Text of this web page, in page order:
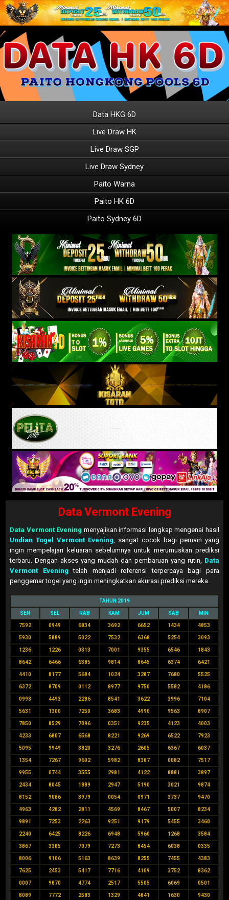
Data HKG 6D
Live Draw HK
Live Draw SGP
Live Draw Sydney
Paito Warna
Paito HK 6D
Paito Sydney 6D
Data Vermont Evening
Data Vermont Evening menyajikan informasi lengkap mengenai hasil
Undian Togel Vermont Evening , sangat cocok bagi pemain yang
ingin mempelajari keluaran sebelumnya untuk merumuskan prediksi
terbaru. Dengan akses yang mudah dan pembaruan yang rutin, Data
Vermont Evening telah menjadi referensi terpercaya bagi para
penggemar togel yang ingin meningkatkan akurasi prediksi mereka.
TAHUN 2019
SEN SEL RAB KAM JUM SAB MIN
7592 0949 6834 3692 6652 1434 4853
5930 5889 5022 7532 6368 5254 3093
1236 1226 0313 7001 9355 6546 1843
8642 6466 6385 9814 8645 6374 6421
4410 8177 5684 1024 3287 7680 5525
6372 8709 0112 8977 9750 5582 4186
0993 4493 2286 8541 3622 3996 7104
5631 1300 7250 3683 4990 9563 8907
7850 8529 7096 0351 9235 4123 4003
4233 6807 6568 8221 9269 6522 7923
5095 9949 3820 3276 2605 6367 6037
1354 7267 9602 5982 8387 0082 7517
9955 0744 3555 2981 4122 8881 3897
2434 8045 1889 2947 5190 3021 9874
8152 9086 3979 0054 0971 3737 9470
4963 4282 2811 4569 8467 5007 8234
9891 7253 2263 9251 9179 5455 3460
2240 6425 8226 6948 5960 1268 3584
3867 3385 7079 7273 8454 6038 0335
8006 9106 5163 8639 8255 7455 4383
7625 2453 5417 7716 4109 3752 8362
0007 9870 4774 2517 5505 6069 0501
8089 7772 2583 1329 4841 1630 9430